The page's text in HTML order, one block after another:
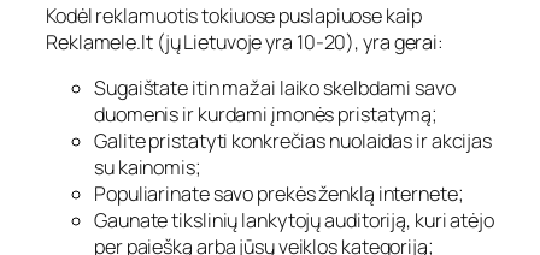
Kodėl reklamuotis tokiuose puslapiuose kaip
Reklamele.lt (jų Lietuvoje yra 10-20), yra gerai:
Sugaištate itin mažai laiko skelbdami savo
duomenis ir kurdami įmonės pristatymą;
Galite pristatyti konkrečias nuolaidas ir akcijas
su kainomis;
Populiarinate savo prekės ženklą internete;
Gaunate tikslinių lankytojų auditoriją, kuri atėjo
per paiešką arba jūsų veiklos kategoriją;